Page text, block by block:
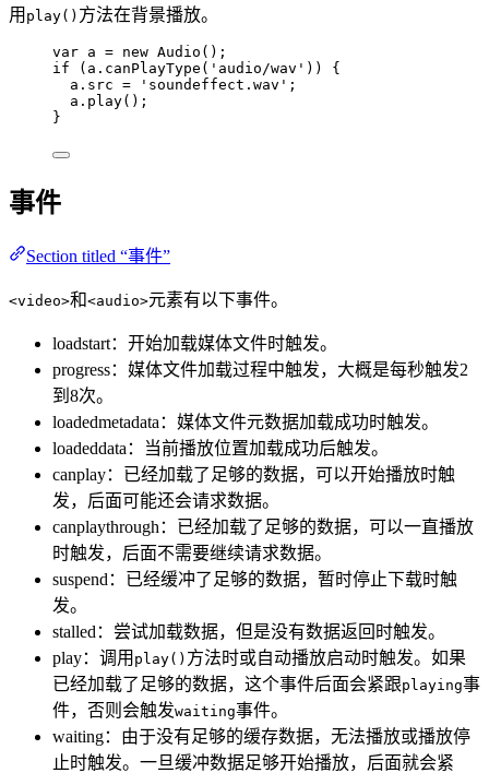
用 play() 方法在背景播放。
var a = new Audio ();
if ( a . canPlayType ( ' audio/wav ' )) {
a . src = ' soundeffect.wav ' ;
a . play();
}
事件
Section titled “事件”
<video>和<audio>元素有以下事件。
loadstart：开始加载媒体文件时触发。
progress：媒体文件加载过程中触发，大概是每秒触发2
到8次。
loadedmetadata：媒体文件元数据加载成功时触发。
loadeddata：当前播放位置加载成功后触发。
canplay：已经加载了足够的数据，可以开始播放时触
发，后面可能还会请求数据。
canplaythrough：已经加载了足够的数据，可以一直播放
时触发，后面不需要继续请求数据。
suspend：已经缓冲了足够的数据，暂时停止下载时触
发。
stalled：尝试加载数据，但是没有数据返回时触发。
play：调用 play() 方法时或自动播放启动时触发。如果
已经加载了足够的数据，这个事件后面会紧跟playing事
件，否则会触发waiting事件。
waiting：由于没有足够的缓存数据，无法播放或播放停
止时触发。一旦缓冲数据足够开始播放，后面就会紧